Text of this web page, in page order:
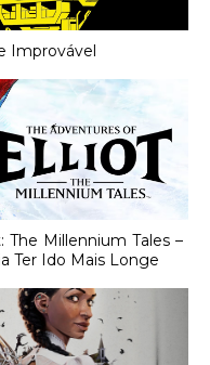
Improvável
Millennium Tales –
Ter Ido Mais Longe